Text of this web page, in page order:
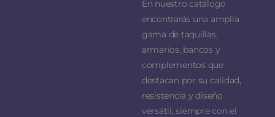
En nuestro catálogo
encontrarás una amplia
gama de taquillas,
armarios, bancos y
complementos que
destacan por su calidad,
resistencia y diseño
versátil, siempre con el